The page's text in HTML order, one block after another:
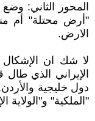
المحور الثاني:
"أرض محتلة" أم
الارض.
لا شك ان الإشكال
الإيراني الذي
دول خليجية
"الملكية" و"الولاية